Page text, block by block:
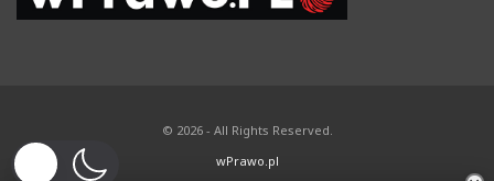
© 2026 - All Rights Reserved.
wPrawo.pl